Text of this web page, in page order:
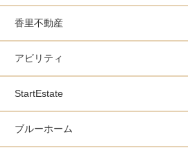
香里不動産
アビリティ
StartEstate
ブルーホーム